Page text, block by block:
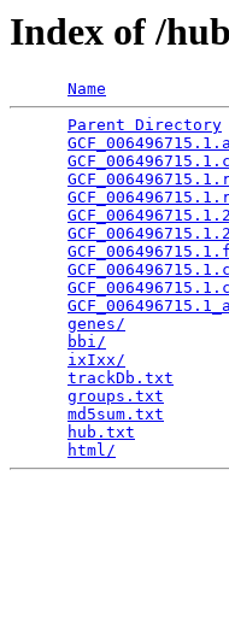
Index of /
Name
Parent Directory
genes/
bbi/
ixIxx/
trackDb.txt
groups.txt
md5sum.txt
hub.txt
html/